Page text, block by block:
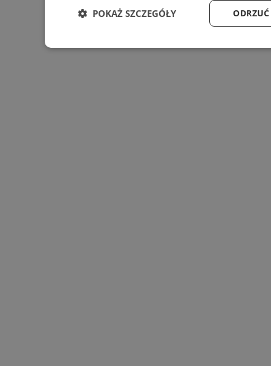
POKAŻ SZCZEGÓŁY
Niezbędne Wydajność